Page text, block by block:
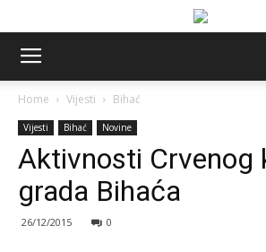
Home Vijesti Bihać
Vijesti Bihać Novine
Aktivnosti Crvenog
grada Bihaća
26/12/2015 0